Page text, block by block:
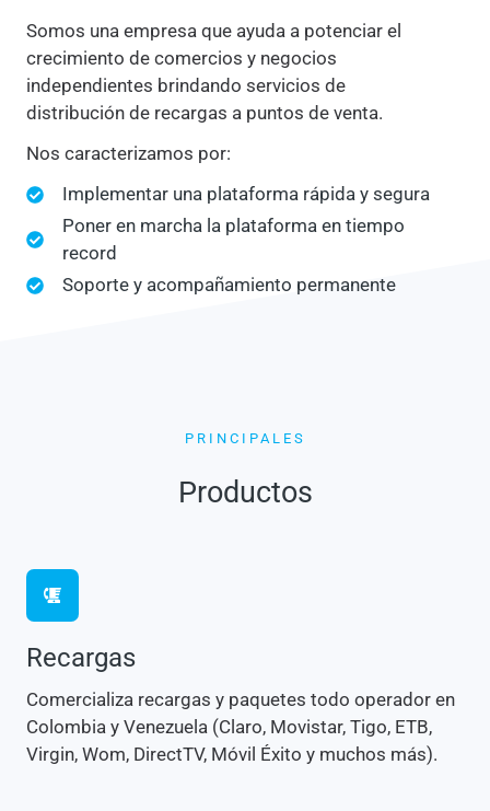
Somos una empresa que ayuda a potenciar el
crecimiento de comercios y negocios
independientes brindando servicios de
distribución de recargas a puntos de venta.
Nos caracterizamos por:
Implementar una plataforma rápida y segura
Poner en marcha la plataforma en tiempo
record
Soporte y acompañamiento permanente
PRINCIPALES
Productos
Recargas
Comercializa recargas y paquetes todo operador en
Colombia y Venezuela (Claro, Movistar, Tigo, ETB,
Virgin, Wom, DirectTV, Móvil Éxito y muchos más).